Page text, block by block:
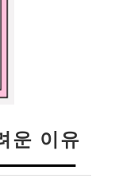
운 이유